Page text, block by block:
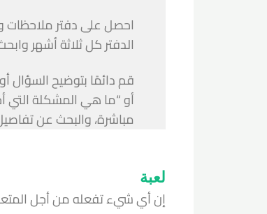
احصل على دفتر ملاحظات
الدفتر كل ثلاثة أشهر
قم دائمًا بتوضيح السؤال
أو “ما هي المشكلة التي
مباشرة، والبحث عن
لعبة
إن أي شيء تفعله من أجل